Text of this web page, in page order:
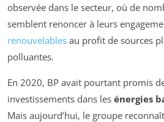
observée dans le secteur, où de
semblent renoncer à leurs
renouvelables au profit de sources
polluantes.
En 2020, BP avait pourtant promis
investissements dans les énergies
Mais aujourd’hui, le groupe